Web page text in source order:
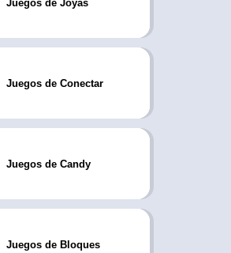
Juegos de Joyas
Juegos de Conectar
Juegos de Candy
Juegos de Bloques